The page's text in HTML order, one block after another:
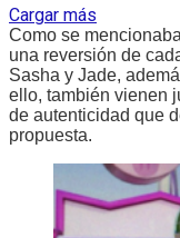
Cargar más
Como se
una reversión de
Sasha y Jade,
ello, también vienen
de autenticidad que
propuesta.